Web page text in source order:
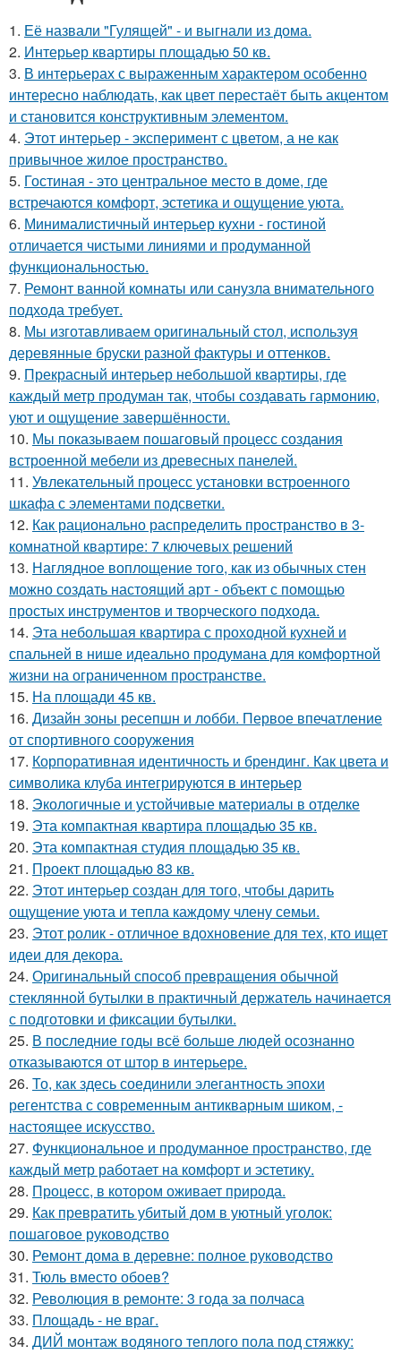
1. Её назвали "Гулящей" - и выгнали из дома.
2. Интерьер квартиры площадью 50 кв.
3. В интерьерах с выраженным характером особенно
интересно наблюдать, как цвет перестаёт быть акцентом
и становится конструктивным элементом.
4. Этот интерьер - эксперимент с цветом, а не как
привычное жилое пространство.
5. Гостиная - это центральное место в доме, где
встречаются комфорт, эстетика и ощущение уюта.
6. Минималистичный интерьер кухни - гостиной
отличается чистыми линиями и продуманной
функциональностью.
7. Ремонт ванной комнаты или санузла внимательного
подхода требует.
8. Мы изготавливаем оригинальный стол, используя
деревянные бруски разной фактуры и оттенков.
9. Прекрасный интерьер небольшой квартиры, где
каждый метр продуман так, чтобы создавать гармонию,
уют и ощущение завершённости.
10. Мы показываем пошаговый процесс создания
встроенной мебели из древесных панелей.
11. Увлекательный процесс установки встроенного
шкафа с элементами подсветки.
12. Как рационально распределить пространство в 3-
комнатной квартире: 7 ключевых решений
13. Наглядное воплощение того, как из обычных стен
можно создать настоящий арт - объект с помощью
простых инструментов и творческого подхода.
14. Эта небольшая квартира с проходной кухней и
спальней в нише идеально продумана для комфортной
жизни на ограниченном пространстве.
15. На площади 45 кв.
16. Дизайн зоны ресепшн и лобби. Первое впечатление
от спортивного сооружения
17. Корпоративная идентичность и брендинг. Как цвета и
символика клуба интегрируются в интерьер
18. Экологичные и устойчивые материалы в отделке
19. Эта компактная квартира площадью 35 кв.
20. Эта компактная студия площадью 35 кв.
21. Проект площадью 83 кв.
22. Этот интерьер создан для того, чтобы дарить
ощущение уюта и тепла каждому члену семьи.
23. Этот ролик - отличное вдохновение для тех, кто ищет
идеи для декора.
24. Оригинальный способ превращения обычной
стеклянной бутылки в практичный держатель начинается
с подготовки и фиксации бутылки.
25. В последние годы всё больше людей осознанно
отказываются от штор в интерьере.
26. То, как здесь соединили элегантность эпохи
регентства с современным антикварным шиком, -
настоящее искусство.
27. Функциональное и продуманное пространство, где
каждый метр работает на комфорт и эстетику.
28. Процесс, в котором оживает природа.
29. Как превратить убитый дом в уютный уголок:
пошаговое руководство
30. Ремонт дома в деревне: полное руководство
31. Тюль вместо обоев?
32. Революция в ремонте: 3 года за полчаса
33. Площадь - не враг.
34. ДИЙ монтаж водяного теплого пола под стяжку: